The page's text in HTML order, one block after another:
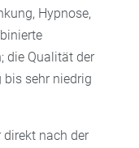
Hypnose,
die Qualität der
bis sehr niedrig
direkt nach der